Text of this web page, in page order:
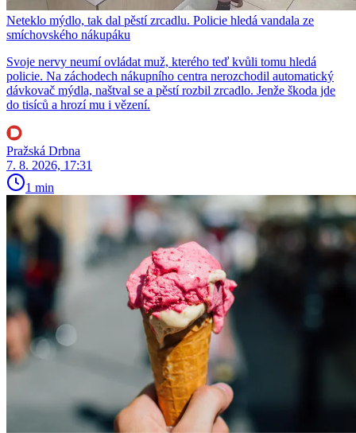
Neteklo mýdlo, tak dal pěstí zrcadlu. Policie hledá vandala ze
smíchovského nákupáku
Svoje nervy neumí ovládat muž, kterého teď kvůli tomu hledá
policie. Na záchodech nákupního centra nerozchodil automatický
dávkovač mýdla, naštval se a pěstí rozbil zrcadlo. Jenže škoda jde
do tisíců a hrozí mu i vězení.
Pražská Drbna
7. 8. 2026, 17:31
1 min